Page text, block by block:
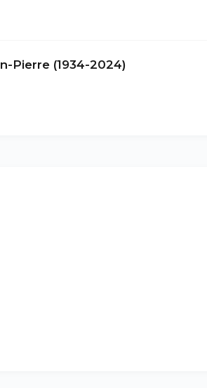
Pierre (1934-2024)